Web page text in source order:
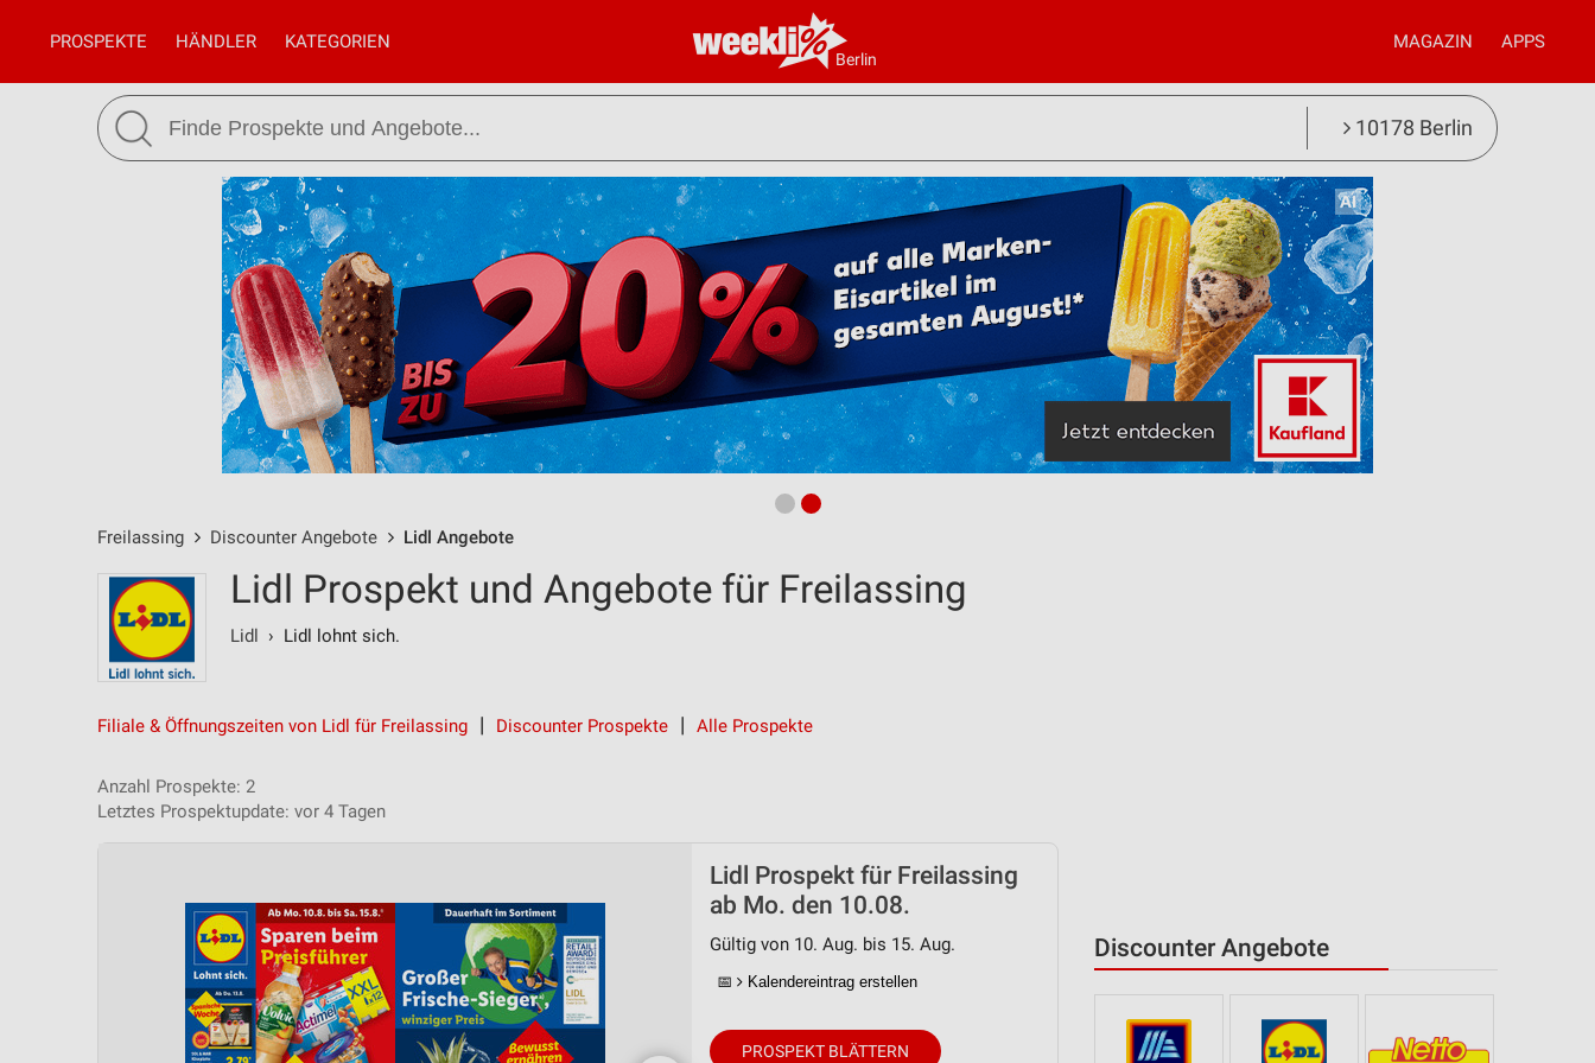
Berlin
PROSPEKTE HÄNDLER KATEGORIEN MAGAZIN APPS
10178 Berlin
Freilassing Discounter Angebote Lidl Angebote
Discounter Angebote
Lidl Prospekt und Angebote für Freilassing
Lidl › Lidl lohnt sich.
Filiale & Öffnungszeiten von Lidl für Freilassing Discounter Prospekte Alle Prospekte
Anzahl Prospekte: 2
Letztes Prospektupdate: vor 4 Tagen
Lidl Prospekt für Freilassing
ab Mo. den 10.08.
Gültig von 10. Aug. bis 15. Aug.
📅 Kalendereintrag erstellen
PROSPEKT BLÄTTERN